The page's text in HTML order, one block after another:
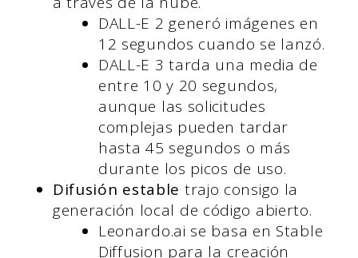
DALL-E 2 generó imágenes en
12 segundos cuando se lanzó.
DALL-E 3 tarda una media de
entre 10 y 20 segundos,
aunque las solicitudes
complejas pueden tardar
hasta 45 segundos o más
durante los picos de uso.
Difusión estable trajo consigo la
generación local de código abierto.
Leonardo.ai se basa en Stable
Diffusion para la creación